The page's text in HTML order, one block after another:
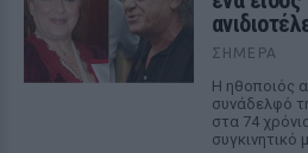
ΣΉΜΕΡΑ
Η ηθοποιός
συνάδελφό
στα 74
συγκινητικό